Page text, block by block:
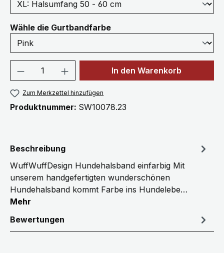
Wähle die Gurtbandfarbeauswählen
Produkt Anzahl: Gib denIn den Warenkorb
Zum Merkzettel hinzufügen
Produktnummer: SW10078.23
Beschreibung
WuffWuffDesign Hundehalsband einfarbig Mit
unserem handgefertigten wunderschönen
Hundehalsband kommt Farbe ins Hundelebe…
Mehr
Bewertungen